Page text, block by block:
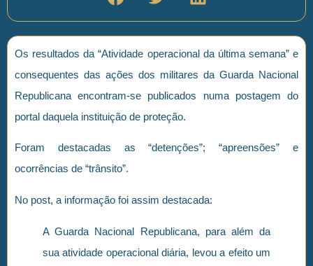
Os resultados da “Atividade operacional da última semana” e
consequentes das ações dos militares da Guarda Nacional
Republicana encontram-se publicados numa postagem do
portal daquela instituição de proteção.
Foram destacadas as “detenções”; “apreensões” e
ocorrências de “trânsito”.
No post, a informação foi assim destacada:
A Guarda Nacional Republicana, para além da
sua atividade operacional diária, levou a efeito um